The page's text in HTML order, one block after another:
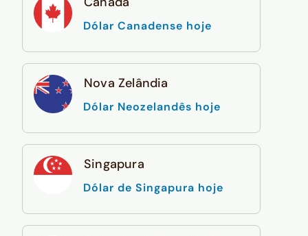
Dólar Canadense hoje
Nova Zelândia
Dólar Neozelandês hoje
Singapura
Dólar de Singapura hoje